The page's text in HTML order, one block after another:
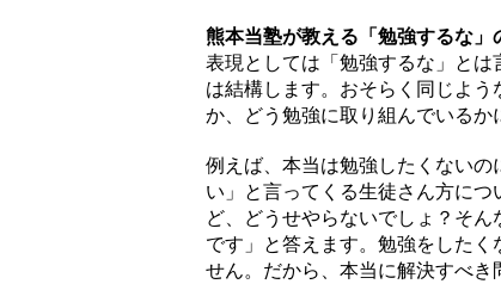
熊本当塾が教える「勉強するな」
表現としては「勉強するな」と
は結構します。おそらく同じよ
か、どう勉強に取り組んでいるか
例えば、本当は勉強したくない
い」と言ってくる生徒さん方に
ど、どうせやらないでしょ？そ
です」と答えます。勉強をした
せん。だから、本当に解決すべき